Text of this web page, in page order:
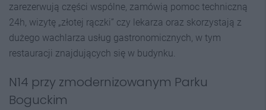
zarezerwują części wspólne, zamówią pomoc techniczną
24h, wizytę „złotej rączki” czy lekarza oraz skorzystają z
dużego wachlarza usług gastronomicznych, w tym
restauracji znajdujących się w budynku.
N14 przy zmodernizowanym Parku
Boguckim